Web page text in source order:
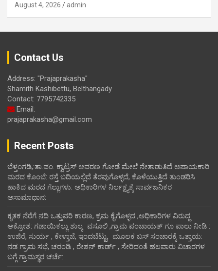
August 4, 2026 admin
Contact Us
Address: "Prajaprakasha"
Shamith Kashibettu, Belthangady
Contact: 7795742335
Email:
prajaprakasha@gmail.com
Recent Posts
ಬೆಳ್ತಂಗಡಿ,:ತಾ.ಪಂ‌. ಕ್ವಾಟ್ರಸ್ ಆವರಣ ಗೋಡೆ ಮೇಲೆ ನೇತಾಡುತಿದೆ ಅಪಾಯಕಾರಿ
ಮರದ ಕೊಂಬೆ: ರಸ್ತೆ ಬದಿಯಲ್ಲಿದೆ ತೆರವುಗೊಳ್ಳದೆ, ಕೊಳೆಯುತ್ತಿದೆ ತುಂಡರಿಸಿ
ಹಾಕಿದ ಮರದ ಗೆಲ್ಲುಗಳು: ಅಧಿಕಾರಿಗಳ ನಿರ್ಲಕ್ಷ್ಯಕ್ಕೆ ಸಾರ್ವಜನಿಕರ
ಅಸಾಮಾಧಾನ:
ಕೃತಕ ನೆರೆಗೆ ನದಿ ಒತ್ತುವರಿ ಕಾರಣ, ಕ್ರಮ ಕೈಗೊಳ್ಳದ ,ಅಧಿಕಾರಿಗಳ ವಿರುದ್ದ
ಆಕ್ರೋಶ: ಗಡಾಯಿಕಲ್ಲು ಶುಲ್ಕ ವಸೂಲಿ ,ಗ್ರಾಮ ಪಂಚಾಯತ್ ಗೂ ಪಾಲು ನೀಡಿ :
ಉಜಿರೆ, ಸುರ್ಯ , ಕೇಳ್ತಾಜೆ, ಇಂದಬೆಟ್ಟು, ಮೂಲಕ ಬಸ್ ಸಂಚಾರಕ್ಕೆ ಒತ್ತಾಯ:
ನಡ ಗ್ರಾಮ ಸಭೆ, ಚರಂಡಿ , ರೇಶನ್ ಕಾರ್ಡ್ , ಸೇರಿದಂತೆ ಹಲವಾರು ವಿಚಾರಗಳ
ಬಗ್ಗೆ ಗ್ರಾಮಸ್ಥರ ಚರ್ಚೆ: